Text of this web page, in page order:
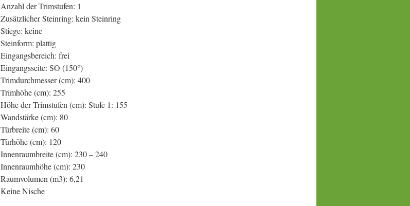
Anzahl der Trimstufen: 1
Zusätzlicher Steinring: kein Steinring
Stiege: keine
Steinform: plattig
Eingangsbereich: frei
Eingangsseite: SO (150°)
Trimdurchmesser (cm): 400
Trimhöhe (cm): 255
Höhe der Trimstufen (cm): Stufe 1: 155
Wandstärke (cm): 80
Türbreite (cm): 60
Türhöhe (cm): 120
Innenraumbreite (cm): 230 – 240
Innenraumhöhe (cm): 230
Raumvolumen (m3): 6,21
Keine Nische